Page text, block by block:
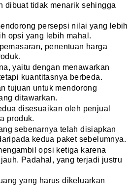
dibuat tidak menarik sehingga
persepsi nilai yang lebih
opsi yang lebih mahal.
penentuan harga
yaitu dengan menawarkan
kuantitasnya berbeda.
tujuan untuk mendorong
ditawarkan.
disesuaikan oleh penjual
produk.
sebenarnya telah disiapkan
kedua paket sebelumnya.
opsi ketiga karena
Padahal, yang terjadi justru
yang harus dikeluarkan